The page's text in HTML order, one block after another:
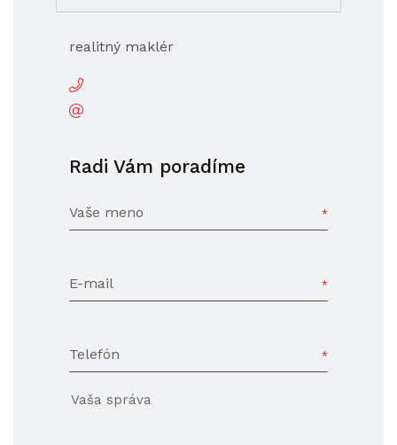
realitný maklér
Radi Vám poradíme
Vaše meno
E-mail
Telefón